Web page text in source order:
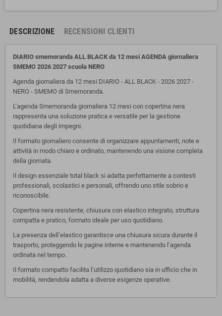
DESCRIZIONE RECENSIONI CLIENTI
DIARIO smemoranda ALL BLACK da 12 mesi AGENDA giornaliera
SMEMO 2026 2027 scuola NERO
Agenda giornaliera da 12 mesi DIARIO - ALL BLACK - 2026 2027 -
NERO - SMEMO di Smemoranda.
L’agenda Smemoranda giornaliera 12 mesi con copertina nera
rappresenta una soluzione pratica e versatile per la gestione
quotidiana degli impegni.
Il formato giornaliero consente di organizzare appuntamenti, note e
attività in modo chiaro e ordinato, mantenendo una visione completa
della giornata.
Il design essenziale total black si adatta perfettamente a contesti
professionali, scolastici e personali, offrendo uno stile sobrio e
riconoscibile.
Copertina nera resistente, chiusura con elastico integrato, struttura
compatta e pratico, formato ideale per uso quotidiano.
La presenza dell’elastico garantisce una chiusura sicura durante il
trasporto, proteggendo le pagine interne e mantenendo l’agenda
ordinata nel tempo.
Il formato compatto facilita l’utilizzo quotidiano sia in ufficio che in
mobilità, rendendola adatta a diverse esigenze operative.